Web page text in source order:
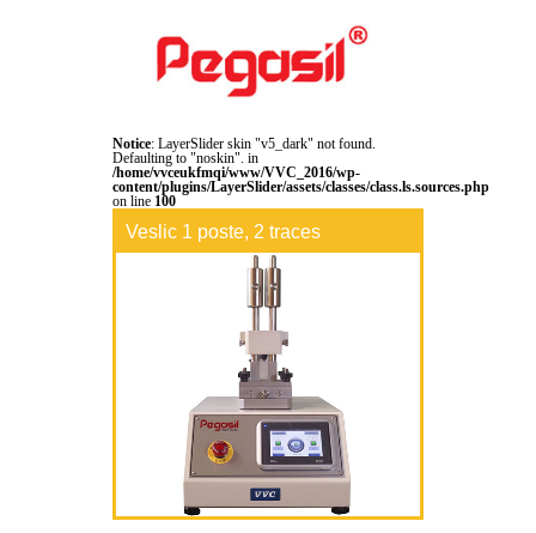
Notice: LayerSlider skin "v5_dark" not found.
Defaulting to "noskin". in
/home/vvceukfmqi/www/VVC_2016/wp-
content/plugins/LayerSlider/assets/classes/class.ls.sources.php
on line 100
Veslic 1 poste, 2 traces
Veslic 2 postes,